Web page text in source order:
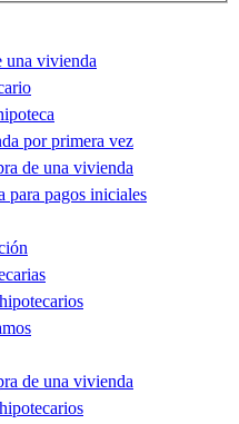
una vivienda
por primera vez
de una vivienda
para pagos iniciales
de una vivienda